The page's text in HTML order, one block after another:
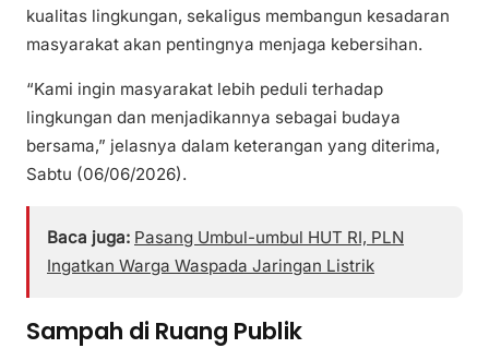
kualitas lingkungan, sekaligus membangun kesadaran
masyarakat akan pentingnya menjaga kebersihan.
“Kami ingin masyarakat lebih peduli terhadap
lingkungan dan menjadikannya sebagai budaya
bersama,” jelasnya dalam keterangan yang diterima,
Sabtu (06/06/2026).
Baca juga: Pasang Umbul-umbul HUT RI, PLN
Ingatkan Warga Waspada Jaringan Listrik
Sampah di Ruang Publik